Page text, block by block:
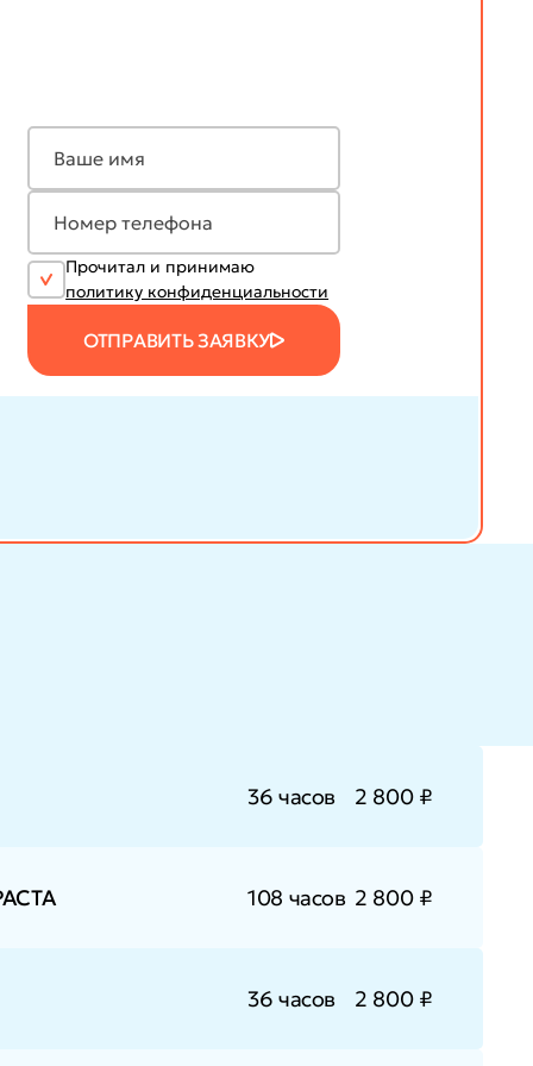
Прочитал и принимаю
политику конфиденциальности
ОТПРАВИТЬ ЗАЯВКУ
36 часов 2 800 ₽
108 часов 2 800 ₽
36 часов 2 800 ₽